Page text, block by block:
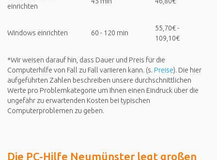
einrichten
Windows einrichten 60 - 120 min
55,70€ -
109,10€
*Wir weisen darauf hin, dass Dauer und Preis für die
Computerhilfe von Fall zu Fall variieren kann. (s. Preise). Die hier
aufgeführten Zahlen beschreiben unsere durchschnittlichen
Werte pro Problemkategorie um Ihnen einen Eindruck über die
ungefähr zu erwartenden Kosten bei typischen
Computerproblemen zu geben.
Die PC-Hilfe Neumünster legt großen